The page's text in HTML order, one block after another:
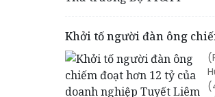
Khởi tố người đàn ông